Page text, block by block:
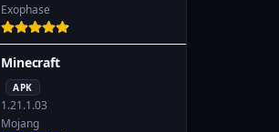
Exophase
Minecraft
APK
1.21.1.03
Mojang